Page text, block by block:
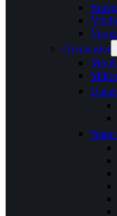
Gymnasier